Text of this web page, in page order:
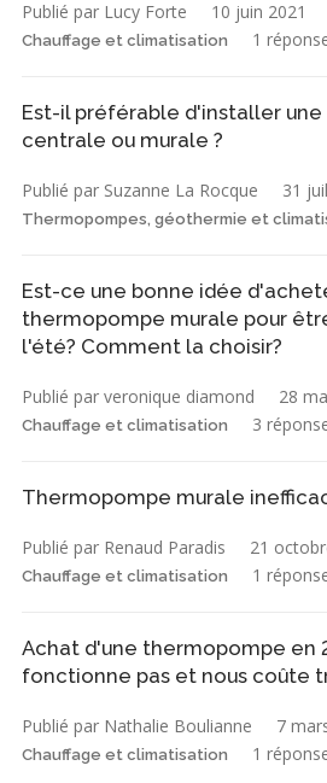
Publié par Lucy Forte 10 juin 2021
Chauffage et climatisation 1
Est-il préférable d'installer
centrale ou murale ?
Publié par Suzanne La Rocque 31
Thermopompes, géothermie et
Est-ce une bonne idée
thermopompe murale pour
l'été? Comment la choisir?
Publié par veronique diamond 28
Chauffage et climatisation 3
Thermopompe murale
Publié par Renaud Paradis 21
Chauffage et climatisation 1
Achat d'une thermopompe en
fonctionne pas et nous coûte
Publié par Nathalie Boulianne 7
Chauffage et climatisation 1